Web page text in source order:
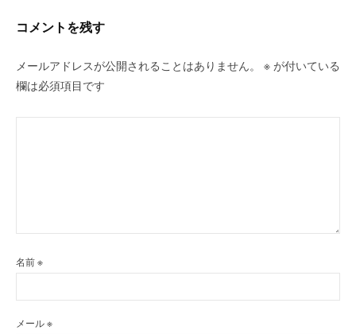
ン
コメントを残す
メールアドレスが公開されることはありません。 ※ が付いている
欄は必須項目です
名前※
メール※